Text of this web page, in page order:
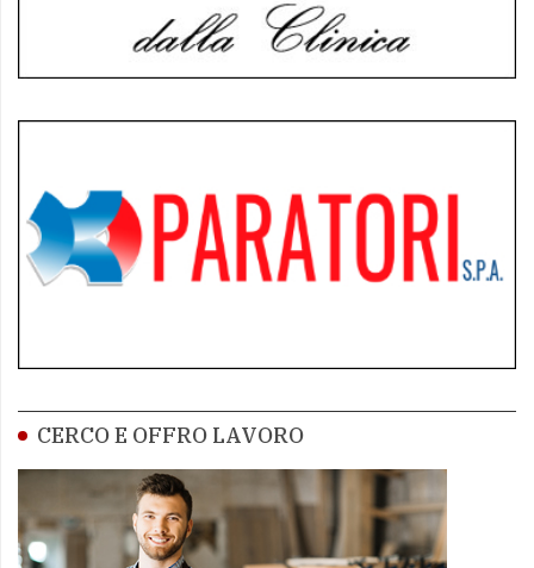
CERCO E OFFRO LAVORO